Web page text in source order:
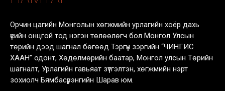
Орчин цагийн Монголын хөгжмийн урлагийн хоёр дахь
үеийн онцгой тод нэгэн төлөөлөгч бол Монгол Улсын
төрийн дээд шагнал бөгөөд Тэргүүн зэргийн “ЧИНГИС
ХААН” одонт, Хөдөлмөрийн баатар, Монгол улсын Төрийн
шагналт, Урлагийн гавьяат зүтгэлтэн, хөгжмийн нэрт
зохиолч Бямбасүрэнгийн Шарав юм.